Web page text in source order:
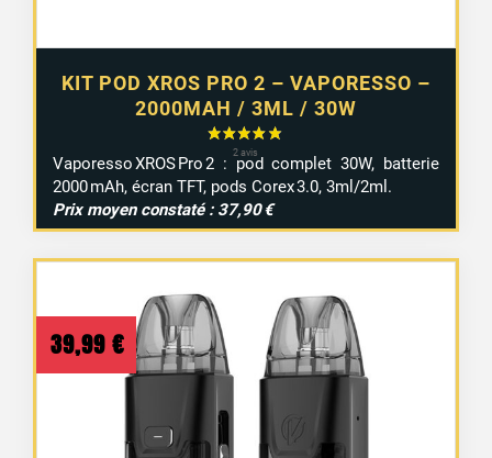
KIT POD XROS PRO 2 – VAPORESSO –
2000MAH / 3ML / 30W
Vaporesso XROS Pro 2 : pod complet 30W, batterie
2000 mAh, écran TFT, pods Corex 3.0, 3ml/2ml.
Prix moyen constaté : 37,90 €
39,99 €